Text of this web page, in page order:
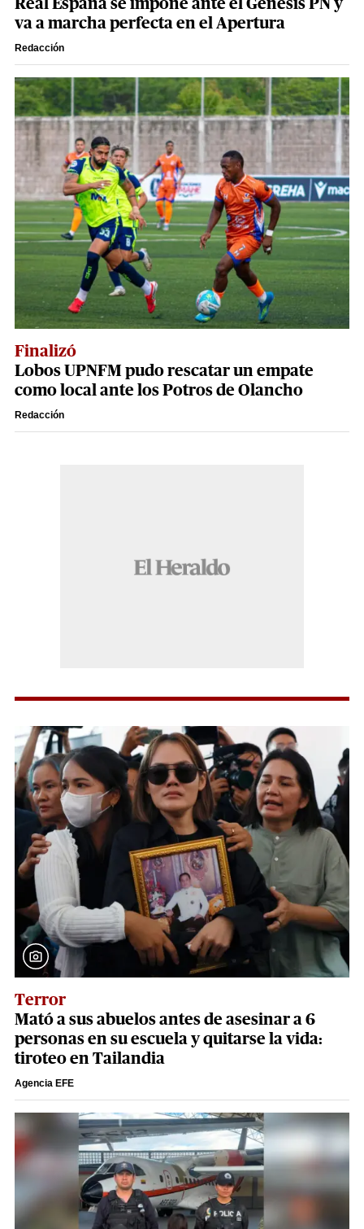
Real España se impone ante el Génesis PN y
va a marcha perfecta en el Apertura
Redacción
Finalizó
Lobos UPNFM pudo rescatar un empate
como local ante los Potros de Olancho
Redacción
Terror
Mató a sus abuelos antes de asesinar a 6
personas en su escuela y quitarse la vida:
tiroteo en Tailandia
Agencia EFE